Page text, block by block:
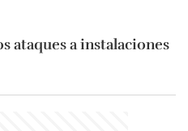
ataques a instalaciones